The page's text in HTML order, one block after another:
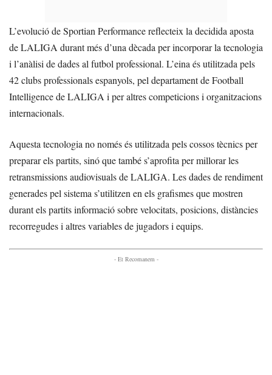
L’evolució de Sportian Performance reflecteix la decidida aposta
de LALIGA durant més d’una dècada per incorporar la tecnologia
i l’anàlisi de dades al futbol professional. L’eina és utilitzada pels
42 clubs professionals espanyols, pel departament de Football
Intelligence de LALIGA i per altres competicions i organitzacions
internacionals.
Aquesta tecnologia no només és utilitzada pels cossos tècnics per
preparar els partits, sinó que també s’aprofita per millorar les
retransmissions audiovisuals de LALIGA. Les dades de rendiment
generades pel sistema s’utilitzen en els grafismes que mostren
durant els partits informació sobre velocitats, posicions, distàncies
recorregudes i altres variables de jugadors i equips.
- Et Recomanem -